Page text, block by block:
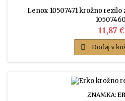
Lenox 10507471 krožno rezilo
Cena
11,87 €
 Dodaj v
ZNAMKA: